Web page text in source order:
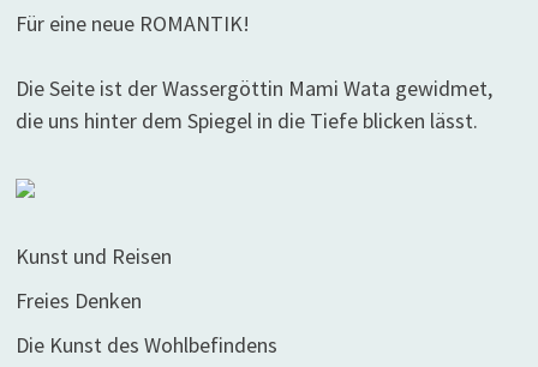
Für eine neue ROMANTIK!
Die Seite ist der Wassergöttin Mami Wata gewidmet,
die uns hinter dem Spiegel in die Tiefe blicken lässt.
Kunst und Reisen
Freies Denken
Die Kunst des Wohlbefindens